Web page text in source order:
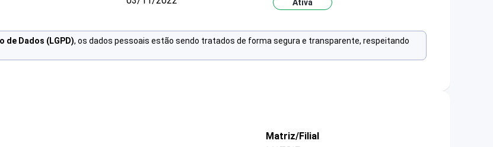
Ativa
de Dados (LGPD), os dados pessoais estão sendo tratados de forma segura e transparente, respeitando
Matriz/Filial